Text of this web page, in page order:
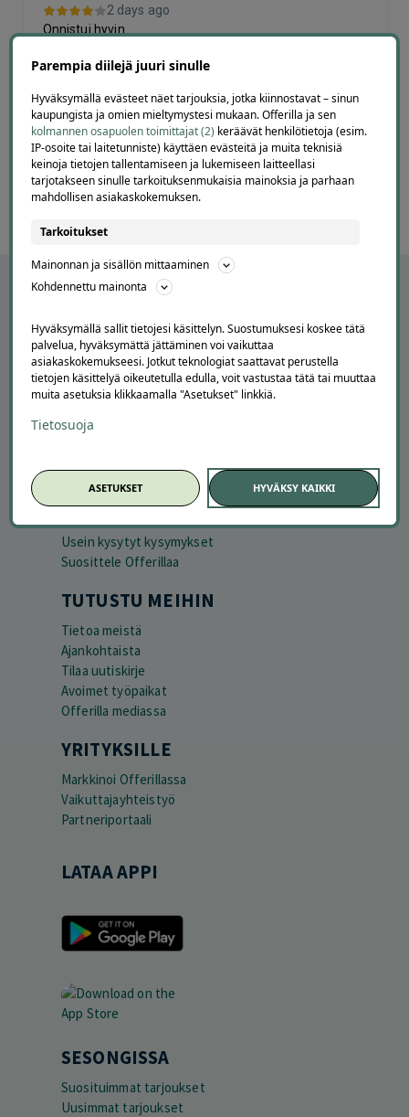
2 days ago
Onnistui hyvin
Page
6 / 60
Peruuta tilaus
Kuinka Offerilla toimii
Usein kysytyt kysymykset
Suosittele Offerillaa
TUTUSTU MEIHIN
Tietoa meistä
Ajankohtaista
Tilaa uutiskirje
Avoimet työpaikat
Offerilla mediassa
YRITYKSILLE
Markkinoi Offerillassa
Vaikuttajayhteistyö
Partneriportaali
LATAA APPI
SESONGISSA
Suosituimmat tarjoukset
Uusimmat tarjoukset
Parempia diilejä juuri sinulle
Hyväksymällä evästeet näet tarjouksia, jotka kiinnostavat – sinun
kaupungista ja omien mieltymystesi mukaan. Offerilla ja sen
kolmannen osapuolen toimittajat (2) keräävät henkilötietoja (esim.
IP-osoite tai laitetunniste) käyttäen evästeitä ja muita teknisiä
keinoja tietojen tallentamiseen ja lukemiseen laitteellasi
tarjotakseen sinulle tarkoituksenmukaisia mainoksia ja parhaan
mahdollisen asiakaskokemuksen.
Tarkoitukset
Mainonnan ja sisällön mittaaminen
Kohdennettu mainonta
Hyväksymällä sallit tietojesi käsittelyn. Suostumuksesi koskee tätä
palvelua, hyväksymättä jättäminen voi vaikuttaa
asiakaskokemukseesi. Jotkut teknologiat saattavat perustella
tietojen käsittelyä oikeutetulla edulla, voit vastustaa tätä tai muuttaa
muita asetuksia klikkaamalla "Asetukset" linkkiä.
Tietosuoja
ASETUKSET HYVÄKSY KAIKKI